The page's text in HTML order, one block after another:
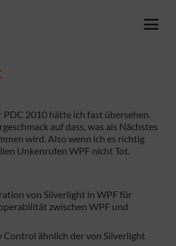
PDC 2010 hätte ich fast übersehen.
auf dass, was als Nächstes
wird. Also wenn ich es richtig
Unkenrufen WPF nicht Tot.
von Silverlight in WPF für
zwischen WPF und
ähnlich der von Silverlight